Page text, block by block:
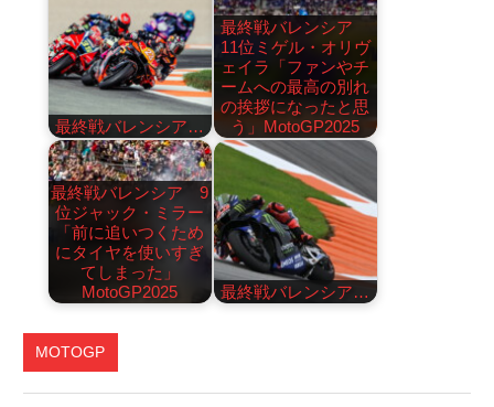
最終戦バレンシア…
最終戦バレンシア
11位ミゲル・オリヴ
ェイラ「ファンやチ
ームへの最高の別れ
の挨拶になったと思
う」MotoGP2025
最終戦バレンシア 9
位ジャック・ミラー
「前に追いつくため
にタイヤを使いすぎ
てしまった」
MotoGP2025
最終戦バレンシア…
MOTOGP